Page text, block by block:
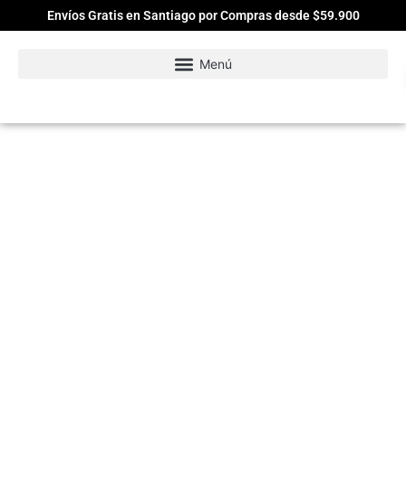
Envíos Gratis en Santiago por Compras desde $59.900